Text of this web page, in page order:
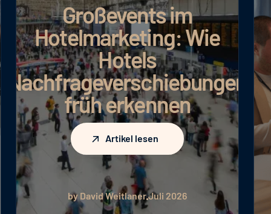
Großevents im
Hotelmarketing: Wie
Hotels
Nachfrageverschiebungen
früh erkennen
Artikel lesen
Artikel lesen
by David WeitlanerJuli 2026